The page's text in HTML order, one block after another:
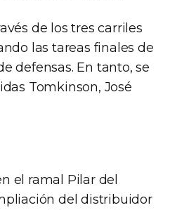
de los tres carriles
las tareas finales de
defensas. En tanto, se
Tomkinson, José
el ramal Pilar del
del distribuidor